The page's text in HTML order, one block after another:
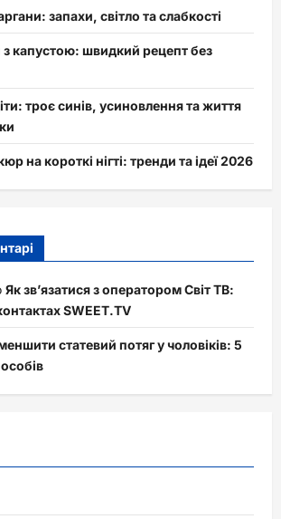
запахи, світло та слабкості
з капустою: швидкий рецепт без
троє синів, усиновлення та життя
на короткі нігті: тренди та ідеї 2026
Як зв’язатися з оператором Світ ТВ:
SWEET.TV
статевий потяг у чоловіків: 5